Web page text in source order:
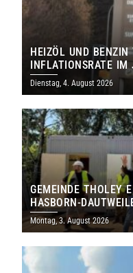
HEIZÖL UND BENZIN
INFLATIONSRATE
Dienstag, 4. August 2026
GEMEINDE THOLEY
HASBORN-
MILLIONEN EURO
Montag, 3. August 2026